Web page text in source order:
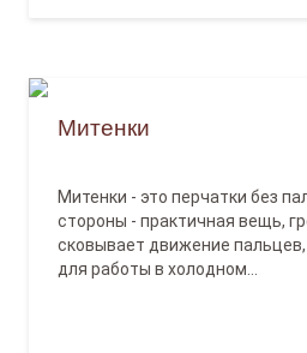
Митенки
Митенки - это перчатки без
стороны - практичная вещь,
сковывает движение
для работы в холодном…